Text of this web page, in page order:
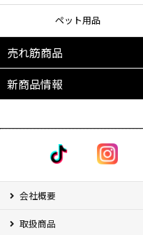
ペット用品
売れ筋商品
新商品情報
会社概要
取扱商品